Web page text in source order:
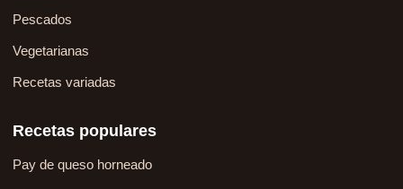
Pescados
Vegetarianas
Recetas variadas
Recetas populares
Pay de queso horneado